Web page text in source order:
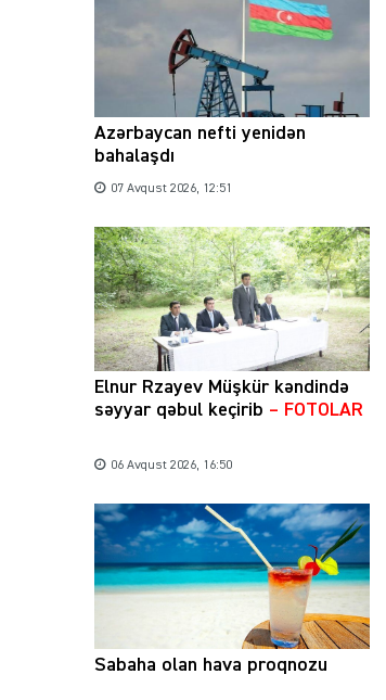
Azərbaycan nefti yenidən
bahalaşdı
07 Avqust 2026, 12:51
Elnur Rzayev Müşkür kəndində
səyyar qəbul keçirib – FOTOLAR
06 Avqust 2026, 16:50
Sabaha olan hava proqnozu